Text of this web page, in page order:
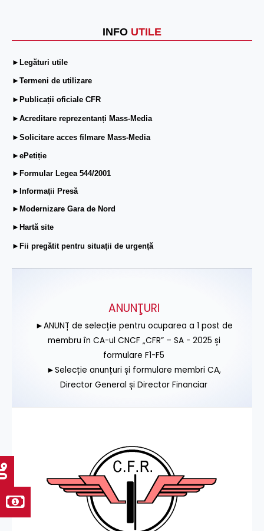
INFO UTILE
►Legături utile
►Termeni de utilizare
►Publicații oficiale CFR
►Acreditare reprezentanți Mass-Media
►Solicitare acces filmare Mass-Media
►ePetiție
►Formular Legea 544/2001
►Informații Presă
►Modernizare Gara de Nord
►Hartă site
►Fii pregătit pentru situații de urgență
ANUNŢURI
►ANUNȚ de selecție pentru ocuparea a 1 post de
membru în CA-ul CNCF „CFR” – SA - 2025 și
formulare F1-F5
►Selecție anunțuri și formulare membri CA,
Director General și Director Financiar